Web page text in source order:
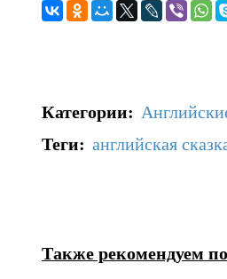
Категории:
Теги: английская
Также рекомендуем